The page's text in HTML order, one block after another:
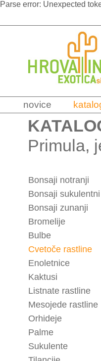
Parse error: Unexpected
novice
Primula,
Bonsaji notranji
Bonsaji sukulentni
Bonsaji zunanji
Bromelije
Bulbe
Cvetoče rastline
Enoletnice
Kaktusi
Listnate rastline
Mesojede rastline
Orhideje
Palme
Sukulente